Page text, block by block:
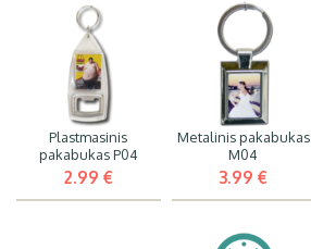
Plastmasinis
pakabukas P04
2.99 €
Metalinis pakabukas
M04
3.99 €